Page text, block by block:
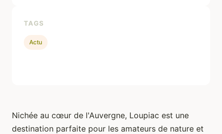
Nichée au cœur de l'Auvergne, Loupiac est une
destination parfaite pour les amateurs de nature et
TAGS
Actu